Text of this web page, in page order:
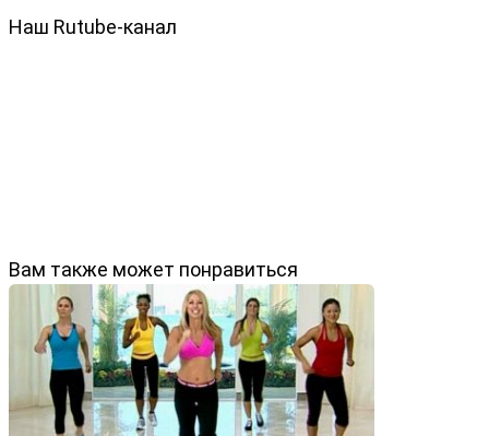
Наш Rutube-канал
Вам также может понравиться